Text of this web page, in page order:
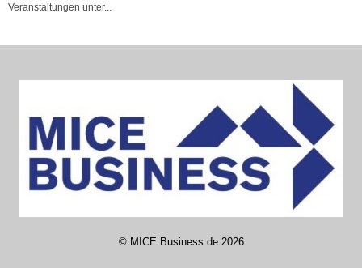
Veranstaltungen unter...
© MICE Business de2026